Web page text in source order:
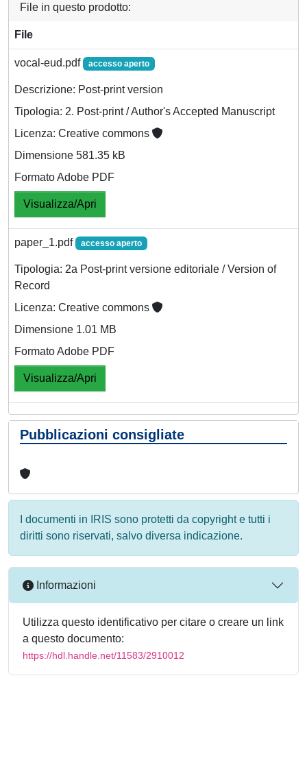
File in questo prodotto:
File
vocal-eud.pdf accesso aperto
Descrizione: Post-print version
Tipologia: 2. Post-print / Author's Accepted Manuscript
Licenza: Creative commons
Dimensione 581.35 kB
Formato Adobe PDF
Visualizza/Apri
paper_1.pdf accesso aperto
Tipologia: 2a Post-print versione editoriale / Version of
Record
Licenza: Creative commons
Dimensione 1.01 MB
Formato Adobe PDF
Visualizza/Apri
Pubblicazioni consigliate
I documenti in IRIS sono protetti da copyright e tutti i
diritti sono riservati, salvo diversa indicazione.
Informazioni
Utilizza questo identificativo per citare o creare un link
a questo documento:
https://hdl.handle.net/11583/2910012